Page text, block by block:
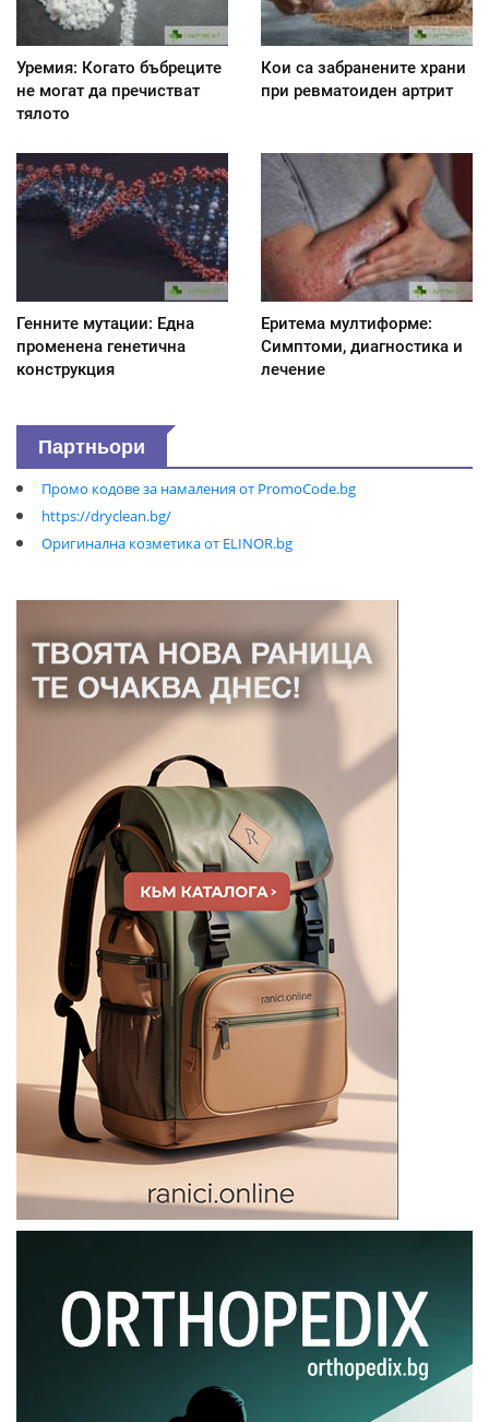
Уремия: Когато бъбреците
не могат да пречистват
тялото
Кои са забранените храни
при ревматоиден артрит
Генните мутации: Една
променена генетична
конструкция
Еритема мултиформе:
Симптоми, диагностика и
лечение
Партньори
Промо кодове за намаления от PromoCode.bg
https://dryclean.bg/
Оригинална козметика от ELINOR.bg